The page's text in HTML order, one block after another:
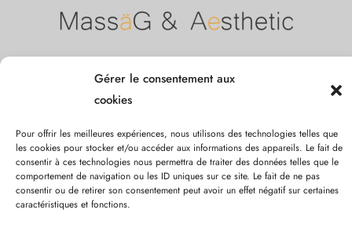
Gérer le consentement aux
cookies
Pour offrir les meilleures expériences, nous utilisons des technologies telles que
les cookies pour stocker et/ou accéder aux informations des appareils. Le fait de
consentir à ces technologies nous permettra de traiter des données telles que le
comportement de navigation ou les ID uniques sur ce site. Le fait de ne pas
consentir ou de retirer son consentement peut avoir un effet négatif sur certaines
caractéristiques et fonctions.
Liens utiles
rendez-vousprivatisation bons cadeaux / acomptes
Nous contacter
Adresse : 131 rue du Faubourg Saint Honoré, 75008, Paris
Téléphone : 01.53.75.23.94